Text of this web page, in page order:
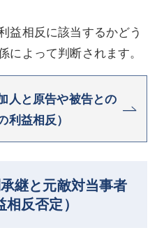
益相反に該当するかどう
よって判断されます。
人と原告や被告との
益相反）
継と元敵対当事者
反否定）